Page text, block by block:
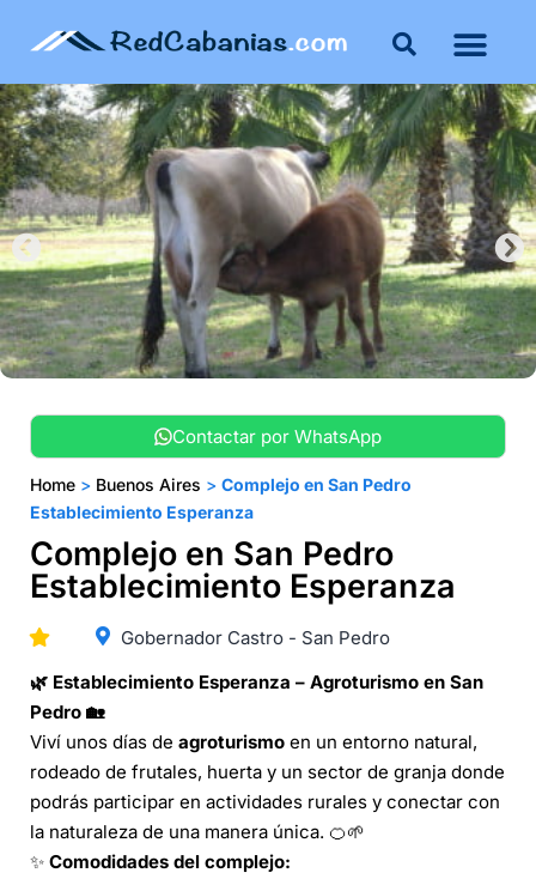
Contactar por WhatsApp
Home > Buenos Aires > Complejo en San Pedro
Establecimiento Esperanza
Complejo en San Pedro
Establecimiento Esperanza
Gobernador Castro - San Pedro
🌿 Establecimiento Esperanza – Agroturismo en San
Pedro 🏡
Viví unos días de agroturismo en un entorno natural,
rodeado de frutales, huerta y un sector de granja donde
podrás participar en actividades rurales y conectar con
la naturaleza de una manera única. 🍊🌱
✨ Comodidades del complejo: